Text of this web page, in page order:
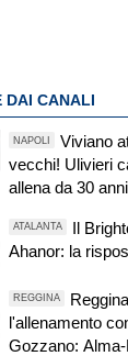
DAI CANALI
NAPOLI
Viviano
vecchi! Ulivieri
allena da 30
ATALANTA
Il
Ahanor: la
REGGINA
l'allenamento
Gozzano: